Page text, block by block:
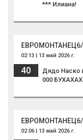
*** Илиана!
02:13 | 13 май 2026 г.
40
Дядо Наско
000
02:06 | 13 май 2026 г.